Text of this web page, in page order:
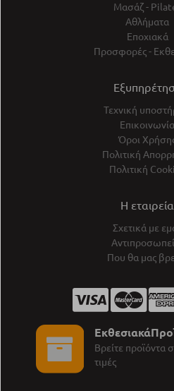
Μασάζ -
Αθλήματα
Εποχιακά
Προσφορές -
Τεχνική
Επικοινωνία
Όροι
Πολιτική
Πολιτική
Η εταιρεία
Σχετικά με
Που θα μας
Βρείτε προϊόντα
τιμές